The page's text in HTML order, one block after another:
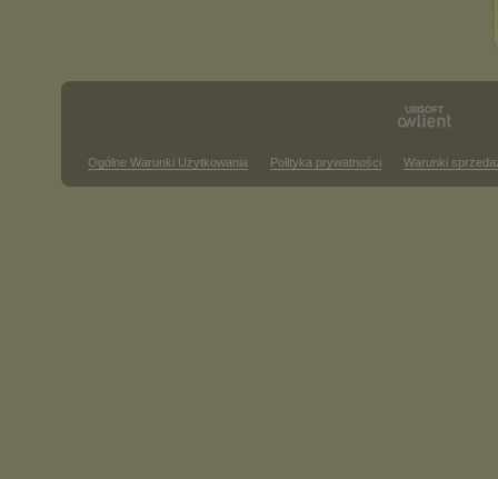
Ogólne Warunki Użytkowania Polityka prywatności Warunki